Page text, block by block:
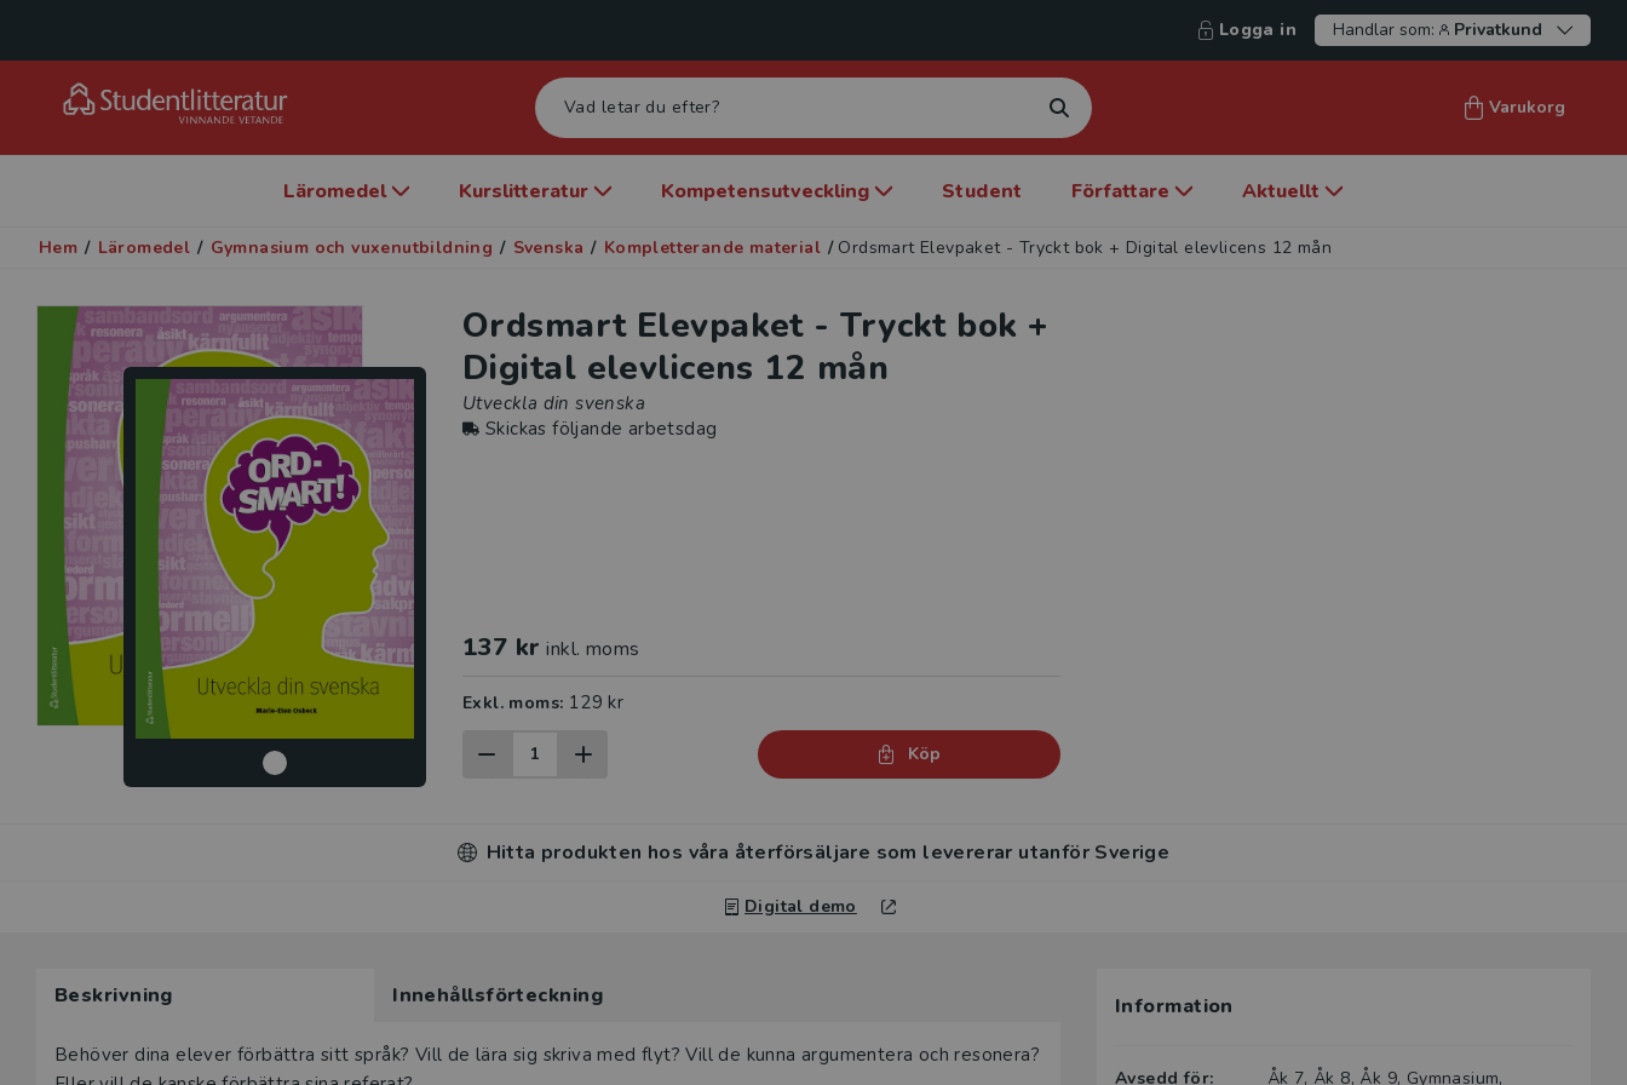
Logga in Handlar som: Privatkund
Varukorg
Läromedel Kurslitteratur Kompetensutveckling Student Författare Aktuellt
Hem / Läromedel / Gymnasium och vuxenutbildning / Svenska / Kompletterande material / Ordsmart Elevpaket - Tryckt bok + Digital elevlicens 12 mån
Ordsmart Elevpaket - Tryckt bok +
Digital elevlicens 12 mån
Utveckla din svenska
Skickas följande arbetsdag
137 kr inkl. moms
Exkl. moms: 129 kr
Köp
Hitta produkten hos våra återförsäljare som levererar utanför Sverige
Digital demo
Beskrivning Innehållsförteckning
Beskrivning
Behöver dina elever förbättra sitt språk? Vill de lära sig skriva med flyt? Vill de kunna argumentera och resonera?
Information
Avsedd för:
Åk 7, Åk 8, Åk 9, Gymnasium,